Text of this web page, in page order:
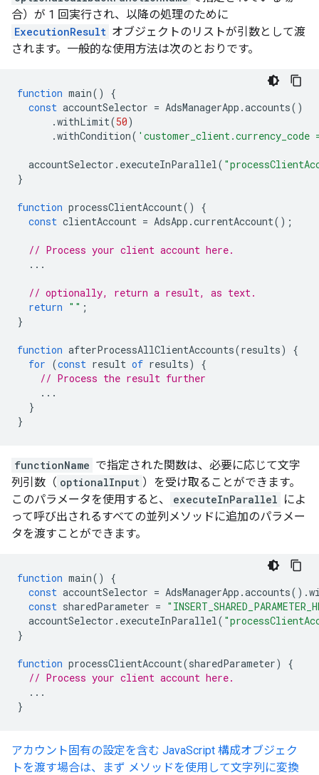
合）が 1 回実行され、以降の処理のために
ExecutionResult オブジェクトのリストが引数として渡
されます。一般的な使用方法は次のとおりです。
function main()
{
const accountSelector = AdsManagerApp .accounts()
.withLimit(50)
.withCondition( 'customer_client.currency_code
accountSelector . executeInParallel(
}
function processClientAccount()
{
const clientAccount = AdsApp .currentAccount();
// Process your client account here.
...
// optionally, return a result, as text.
return "" ;
}
function afterProcessAllClientAccounts(results)
{
for (const result of results)
{
// Process the result further
...
}
}
functionName で指定された関数は、必要に応じて文字
列引数（ optionalInput ）を受け取ることができます。
このパラメータを使用すると、
executeInParallel によ
って呼び出されるすべての並列メソッドに追加のパラメー
タを渡すことができます。
function main()
{
const accountSelector = AdsManagerApp .accounts().
const sharedParameter =
accountSelector . executeInParallel(
}
function processClientAccount(sharedParameter)
{
// Process your client account here.
...
}
アカウント固有の設定を含む JavaScript 構成オブジェク
トを渡す場合は、まず メソッドを使用して文字列に変換